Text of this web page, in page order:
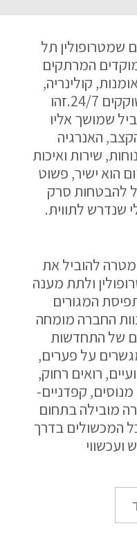
שמטרופולין תל
המרתקים
קולינריה,
קהילות מגוונות וחיים שוקקים 24/7.זהו
שמושך אליו
האנרגיה
שירות ואיכות
הוא ישיר, פשוט
להבטחות סרק
שנדרש לתווית.
להוביל את
ולתת מענה
המגורים
החברה מומחה
של התחדשות
על פערים,
רואים רחוק,
מנוסים, קפדניים-
מובילה בתחום
המכשולים בדרך
ועכשווי